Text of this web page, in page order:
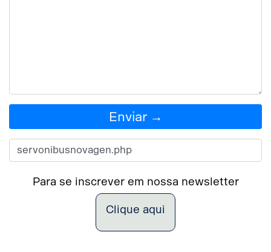
Enviar →
Para se inscrever em nossa newsletter
Clique aqui